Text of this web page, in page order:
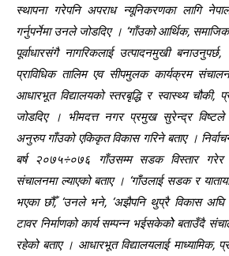
स्थापना गरेपनि अपराध न्यूनिकरणका लागि
गर्नुपर्नेमा उनले जोडदिए । ‘गाँउको आर्थिक,
पूर्वाधारसंगै नागरिकलाई उत्पादनमुखी
प्राविधिक तालिम एव सीपमुलक कार्यक्रम
आधारभूत विद्यालयको स्तरबृद्धि र स्वास्थ्य चौकी,
जोडदिए । भीमदत्त नगर प्रमुख सुरेन्द्र विष्टले
अनुरुप गाँउको एकिकृत विकास गरिने बताए ।
बर्ष २०७५÷०७६ गाँउसम्म सडक विस्तार गरेर
संचालनमा ल्याएको बताए । ‘गाँउलाई सडक र
भएका छौँ, ‘उनले भने, ‘अझैपनि थुप्रै विकास अघि
टावर निर्माणको कार्य सम्पन्न भईसकेकोे बताउँदै
रहेको बताए । आधारभूत विद्यालयलाई माध्यामिक,